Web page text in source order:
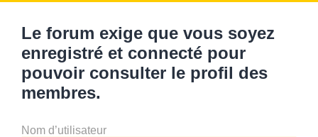
Le forum exige que vous soyez
enregistré et connecté pour
pouvoir consulter le profil des
membres.
Nom d’utilisateur